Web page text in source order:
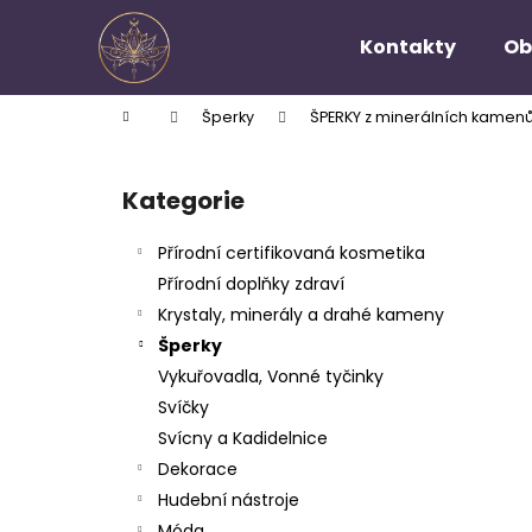
Kontakty
Domů Šperky ŠPERKY z minerálních kamenů
Přeskočit
kategorie
Kategorie
Přírodní certifikovaná kosmetika
Přírodní doplňky zdraví
Krystaly, minerály a drahé kameny
Šperky
Vykuřovadla, Vonné tyčinky
Svíčky
Svícny a Kadidelnice
Dekorace
Hudební nástroje
í
Zpět
do
Zpět
do